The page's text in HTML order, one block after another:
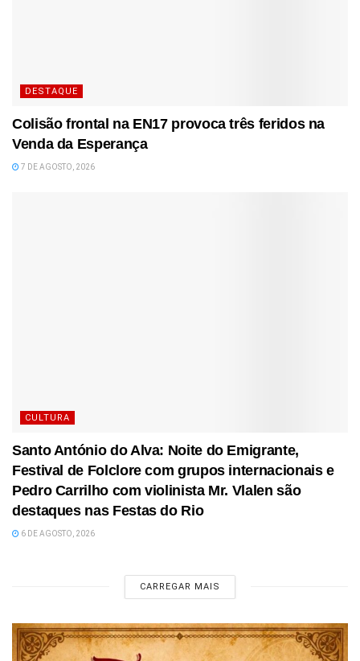
DESTAQUE
Colisão frontal na EN17 provoca três feridos na
Venda da Esperança
7 DE AGOSTO, 2026
CULTURA
Santo António do Alva: Noite do Emigrante,
Festival de Folclore com grupos internacionais e
Pedro Carrilho com violinista Mr. Vlalen são
destaques nas Festas do Rio
6 DE AGOSTO, 2026
CARREGAR MAIS